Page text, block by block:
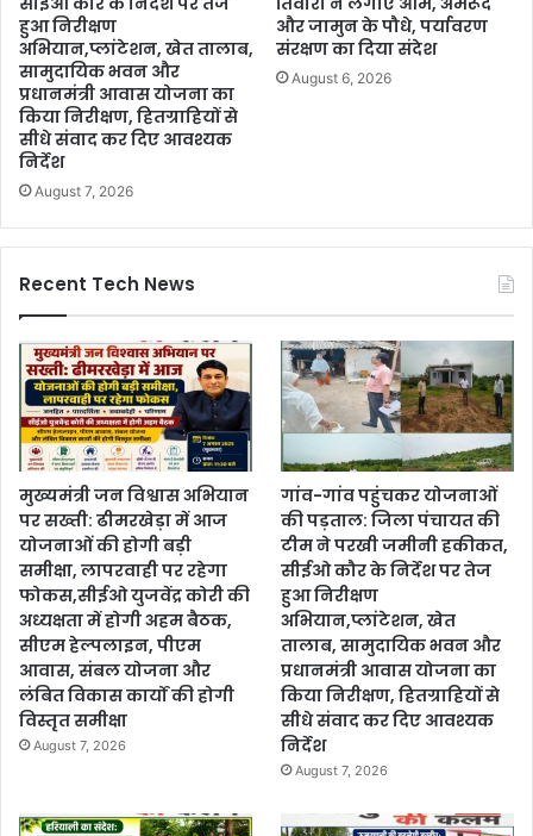
हुआ निरीक्षण
अभियान,प्लांटेशन, खेत तालाब,
सामुदायिक भवन और
प्रधानमंत्री आवास योजना का
किया निरीक्षण, हितग्राहियों से
सीधे संवाद कर दिए आवश्यक
निर्देश
August 7, 2026
और जामुन के पौधे, पर्यावरण
संरक्षण का दिया संदेश
August 6, 2026
Recent Tech News
मुख्यमंत्री जन विश्वास अभियान
पर सख्ती: ढीमरखेड़ा में आज
योजनाओं की होगी बड़ी
समीक्षा, लापरवाही पर रहेगा
फोकस,सीईओ युजवेंद्र कोरी की
अध्यक्षता में होगी अहम बैठक,
सीएम हेल्पलाइन, पीएम
आवास, संबल योजना और
लंबित विकास कार्यों की होगी
विस्तृत समीक्षा
August 7, 2026
गांव-गांव पहुंचकर योजनाओं
की पड़ताल: जिला पंचायत की
टीम ने परखी जमीनी हकीकत,
सीईओ कौर के निर्देश पर तेज
हुआ निरीक्षण
अभियान,प्लांटेशन, खेत
तालाब, सामुदायिक भवन और
प्रधानमंत्री आवास योजना का
किया निरीक्षण, हितग्राहियों से
सीधे संवाद कर दिए आवश्यक
निर्देश
August 7, 2026